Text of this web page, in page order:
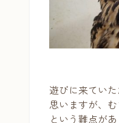
遊びに来てい
思いますが、む
という難点が